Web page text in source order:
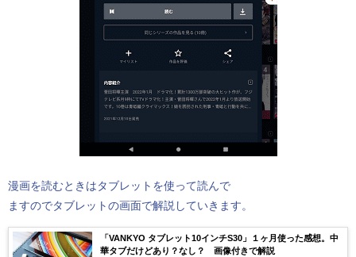
漫画を読むときはタブレットを使って読んで
ますのでタブレットの画面で解説していきます。
「VANKYO タブレット10インチS30」１ヶ月使った感想。中
華タブだけどあり？なし？ 画像付きで解説